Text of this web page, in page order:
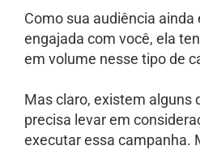
Como sua audiência ainda
engajada com você, ela
em volume nesse tipo de
Mas claro, existem alguns
precisa levar em
executar essa campanha.